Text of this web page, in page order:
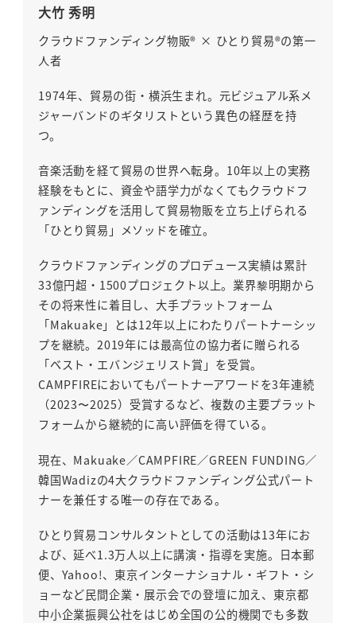
大竹 秀明
クラウドファンディング物販® × ひとり貿易®の第一
人者
1974年、貿易の街・横浜生まれ。元ビジュアル系メ
ジャーバンドのギタリストという異色の経歴を持
つ。
音楽活動を経て貿易の世界へ転身。10年以上の実務
経験をもとに、資金や語学力がなくてもクラウドフ
ァンディングを活用して貿易物販を立ち上げられる
「ひとり貿易」メソッドを確立。
クラウドファンディングのプロデュース実績は累計
33億円超・1500プロジェクト以上。業界黎明期から
その将来性に着目し、大手プラットフォーム
「Makuake」とは12年以上にわたりパートナーシッ
プを継続。2019年には最高位の協力者に贈られる
「ベスト・エバンジェリスト賞」を受賞。
CAMPFIREにおいてもパートナーアワードを3年連続
（2023〜2025）受賞するなど、複数の主要プラット
フォームから継続的に高い評価を得ている。
現在、Makuake／CAMPFIRE／GREEN FUNDING／
韓国Wadizの4大クラウドファンディング公式パート
ナーを兼任する唯一の存在である。
ひとり貿易コンサルタントとしての活動は13年にお
よび、延べ1.3万人以上に講演・指導を実施。日本郵
便、Yahoo!、東京インターナショナル・ギフト・シ
ョーなど民間企業・展示会での登壇に加え、東京都
中小企業振興公社をはじめ全国の公的機関でも多数